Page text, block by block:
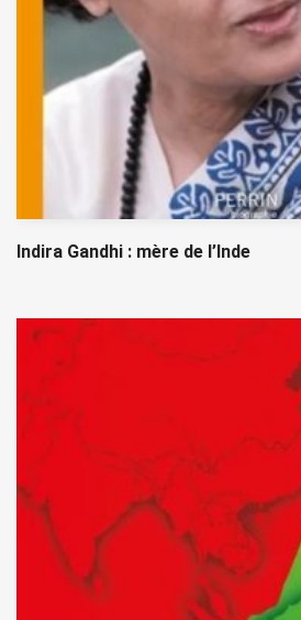
Indira Gandhi : mère de l’Inde